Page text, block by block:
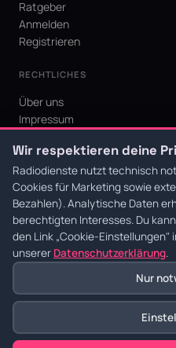
Ratgeber
Anmelden
Registrieren
RECHTLICHES
Über uns
Impressum
AGB
Cookie-Einstellungen
© 2026 Radiodienste. Alle
Impressum
Wir respektieren deine
Radiodienste nutzt technisch
Cookies für Marketing sowie
Bezahlen). Analytische Daten
berechtigten Interesses. Du
den Link „Cookie-Einstellungen"
unserer Datenschutzerklärung.
Nur